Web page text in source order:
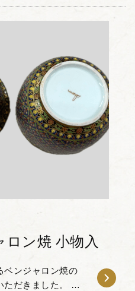
ロン焼 小物入
ベンジャロン焼の
ただきました。 ベ